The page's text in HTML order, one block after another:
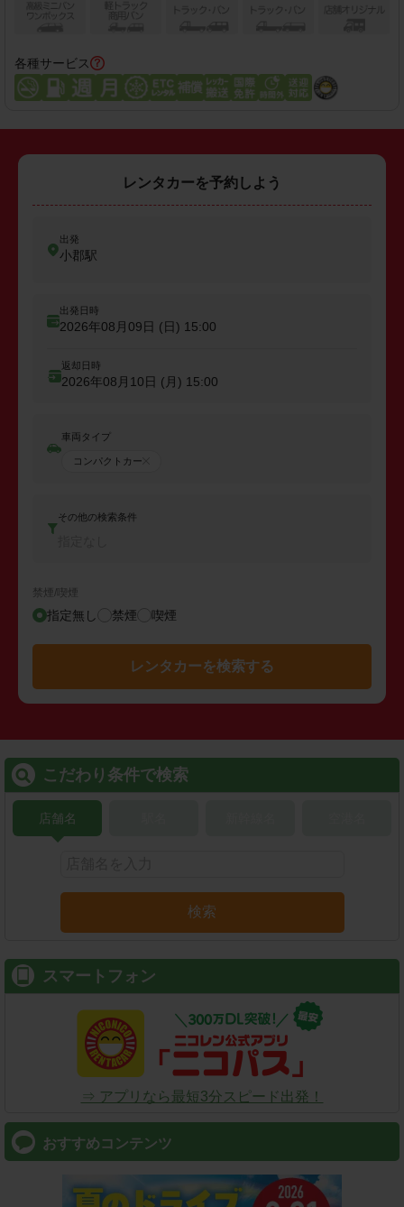
各種サービス
レンタカーを予約しよう
出発
小郡駅
出発日時
2026年08月09日 (日) 15:00
返却日時
2026年08月10日 (月) 15:00
車両タイプ
コンパクトカー
その他の検索条件
禁煙/喫煙
指定無し 禁煙 喫煙
レンタカーを検索する
こだわり条件で検索
店舗名
検索
スマートフォン
⇒ アプリなら最短3分スピード出発！
おすすめコンテンツ